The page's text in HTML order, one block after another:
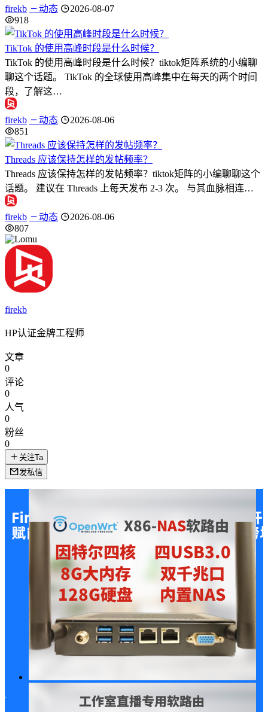
firekb 动态
2026-08-07
918
TikTok 的使用高峰时段是什么时候？
TikTok 的使用高峰时段是什么时候？tiktok矩阵系统的小编聊
聊这个话题。 TikTok 的全球使用高峰集中在每天的两个时间
段，了解这…
firekb 动态
2026-08-06
851
Threads 应该保持怎样的发帖频率？
Threads 应该保持怎样的发帖频率？tiktok矩阵的小编聊聊这个
话题。 建议在 Threads 上每天发布 2-3 次。 与其血脉相连…
firekb 动态
2026-08-06
807
firekb
HP认证金牌工程师
文章
0
评论
0
人气
0
粉丝
0
关注Ta
发私信